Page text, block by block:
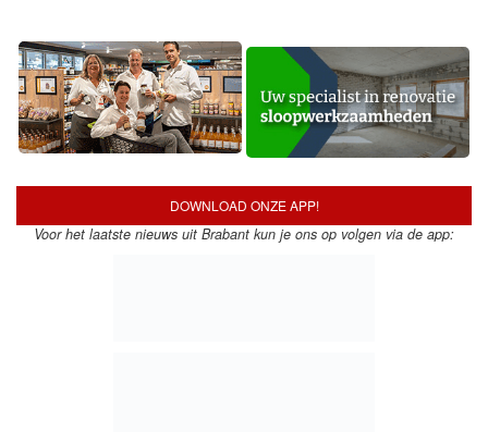
DOWNLOAD ONZE APP!
Voor het laatste nieuws uit Brabant kun je ons op volgen via de app: